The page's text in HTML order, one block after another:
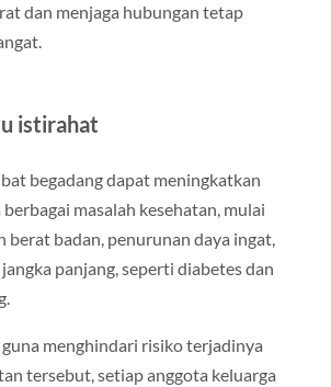
dan menjaga hubungan tetap
istirahat
begadang dapat meningkatkan
masalah kesehatan, mulai
berat badan, penurunan daya ingat,
panjang, seperti diabetes dan
menghindari risiko terjadinya
tersebut, setiap anggota keluarga